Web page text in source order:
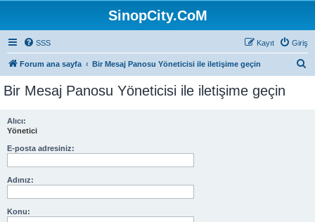
SinopCity.CoM
SSS Giriş
Kayıt
Forum ana sayfa Bir Mesaj Panosu Yöneticisi ile iletişime geçin
Bir Mesaj Panosu Yöneticisi ile iletişime geçin
Alıcı:
Yönetici
E-posta adresiniz:
Adınız:
Konu: